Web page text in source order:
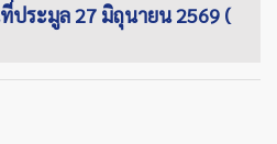
ประมูล 27 มิถุนายน 2569 (